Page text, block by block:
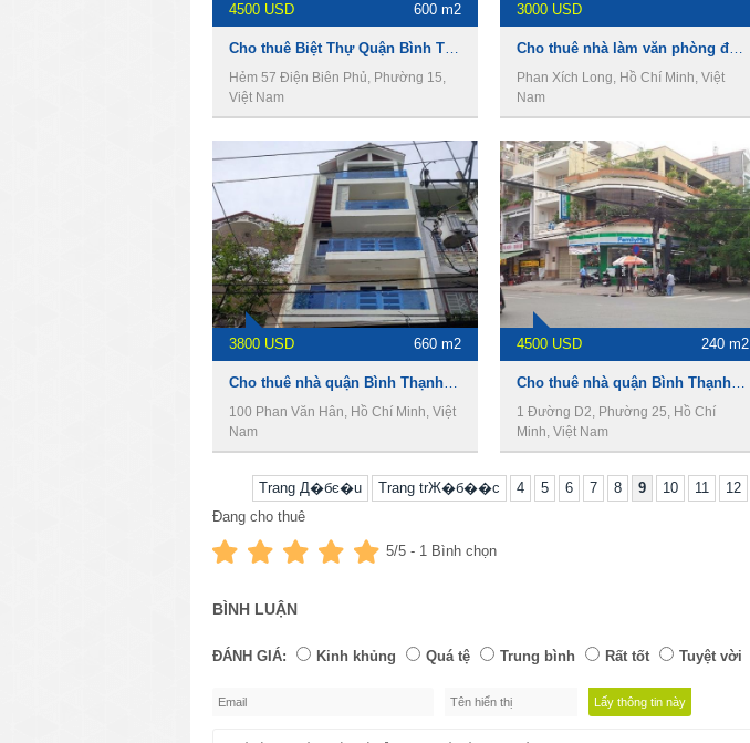
4500 USD 600 m2
Cho thuê Biệt Thự Quận Bình Thạnh, làm Văn phòng, shop house.
Hẻm 57 Điện Biên Phủ, Phường 15,
Việt Nam
3000 USD
Cho thuê nhà làm văn phòng đường Phan Xích Long , Phường 2, Quận Phú Nhuận
Phan Xích Long, Hồ Chí Minh, Việt
Nam
3800 USD 660 m2
​Cho thuê nhà quận Bình Thạnh, tiện làm Văn phòng, shop house.
100 Phan Văn Hân, Hồ Chí Minh, Việt
Nam
4500 USD 240 m2
Cho thuê nhà quận Bình Thạnh, mở Văn phòng, shop house.
1 Đường D2, Phường 25, Hồ Chí
Minh, Việt Nam
Trang Д�бє�u Trang trЖ�б��c 4 5 6 7 8 9 10 11 12
Đang cho thuê
5/5 - 1 Bình chọn
BÌNH LUẬN
ĐÁNH GIÁ: Kinh khủng Quá tệ Trung bình Rất tốt Tuyệt vời